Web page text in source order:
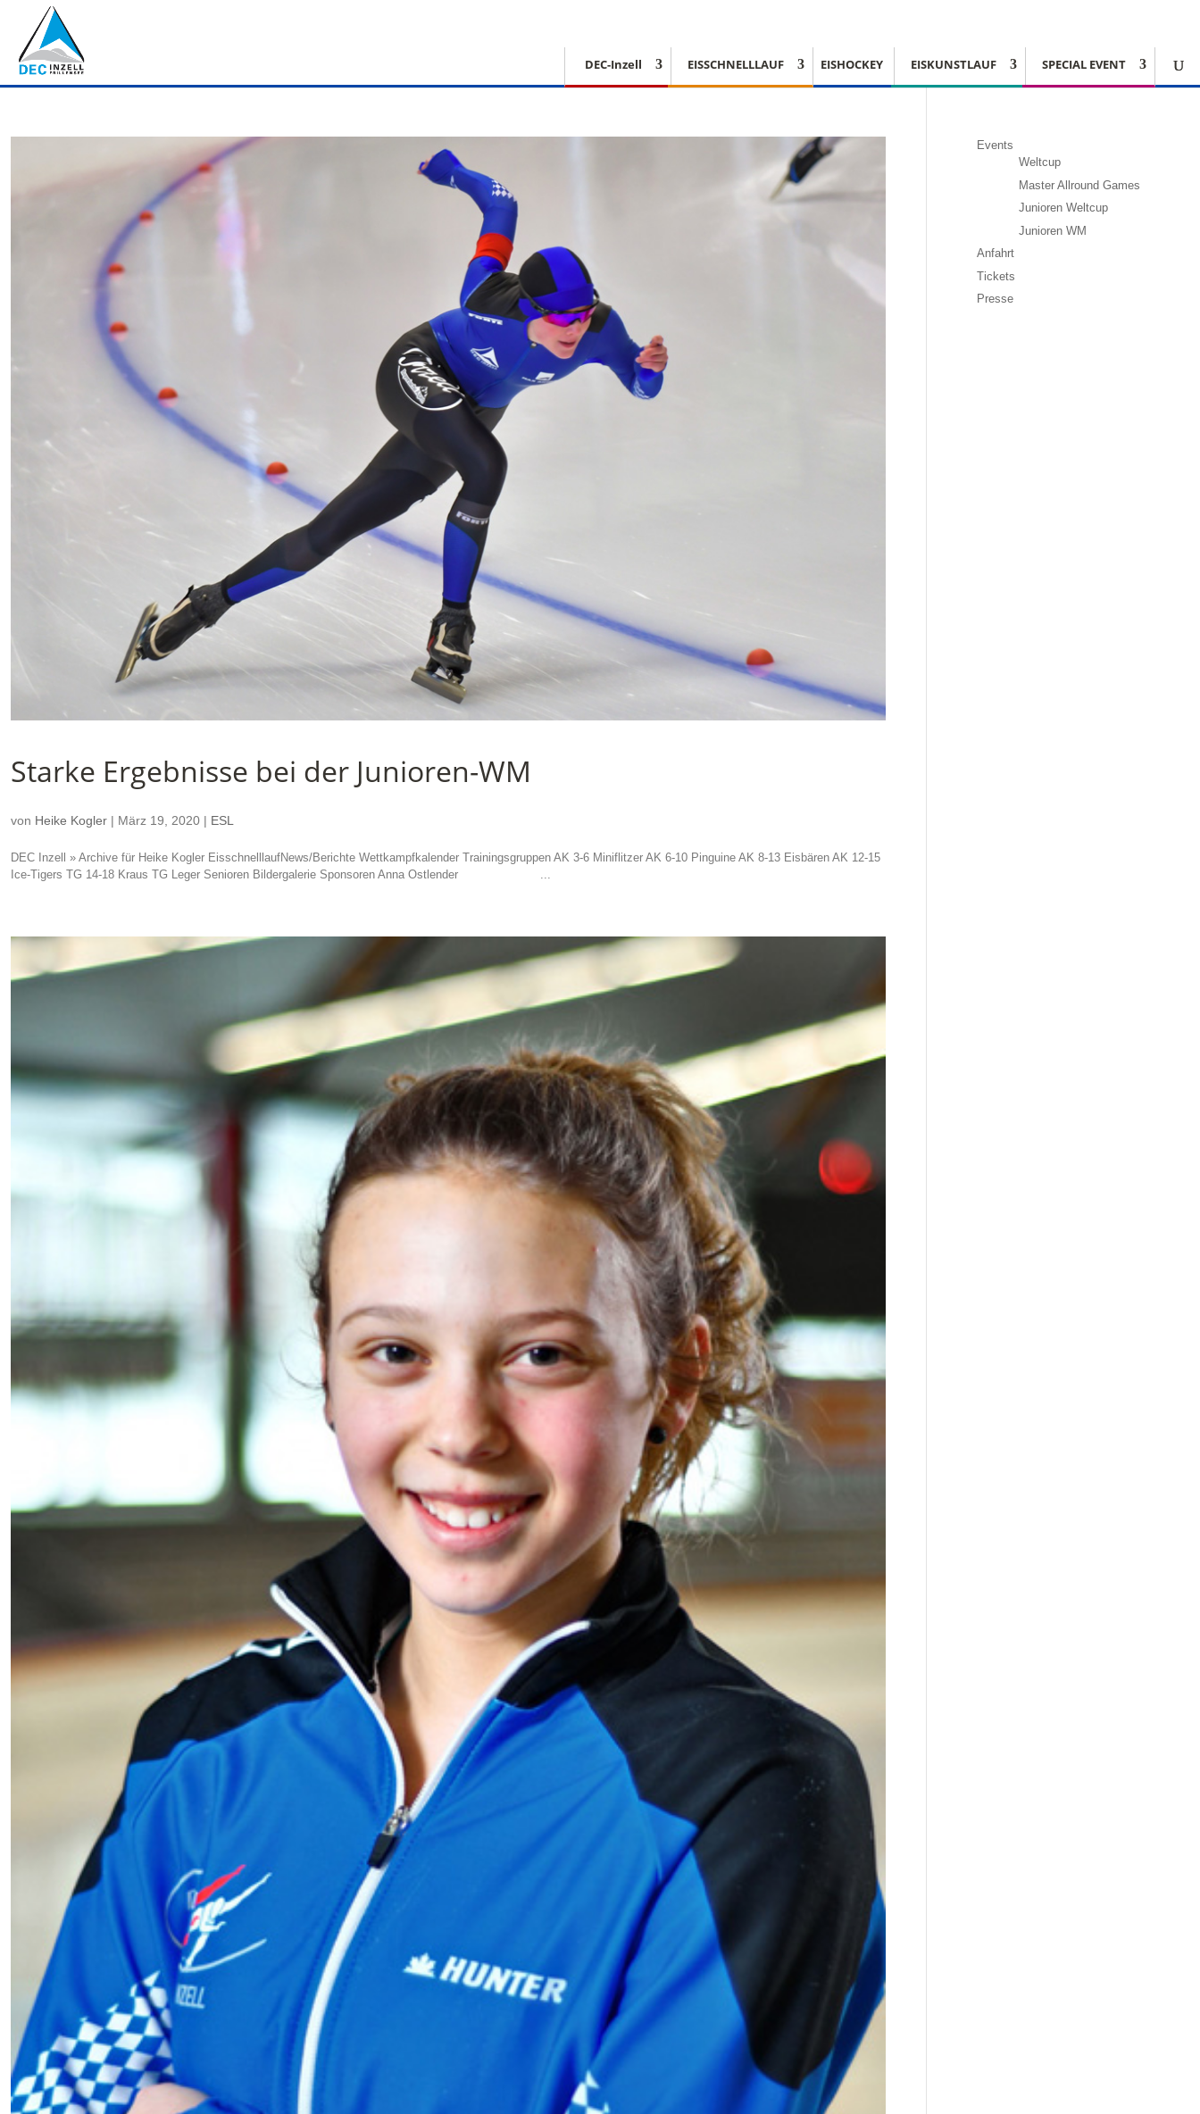
DEC-Inzell EISSCHNELLLAUF EISHOCKEY EISKUNSTLAUF SPECIAL EVENT
Starke Ergebnisse bei der Junioren-WM
von Heike Kogler | März 19, 2020 | ESL
DEC Inzell » Archive für Heike Kogler EisschnelllaufNews/Berichte Wettkampfkalender Trainingsgruppen AK 3-6 Miniflitzer AK 6-10 Pinguine AK 8-13 Eisbären AK 12-15
Ice-Tigers TG 14-18 Kraus TG Leger Senioren Bildergalerie Sponsoren Anna Ostlender ...
Events
Weltcup
Master Allround Games
Junioren Weltcup
Junioren WM
Anfahrt
Tickets
Presse